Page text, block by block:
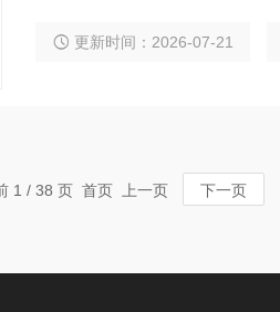
-3 一体化集成 500MHz 四通道
更新时间：2026-07-21
1 / 38 页 首页 上一页 下一页